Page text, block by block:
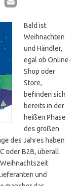
Bald ist
Weihnachten
und Händler,
egal ob Online-
Shop oder
Store,
befinden sich
bereits in der
heißen Phase
des großen
des Jahres haben
oder B2B, überall
und